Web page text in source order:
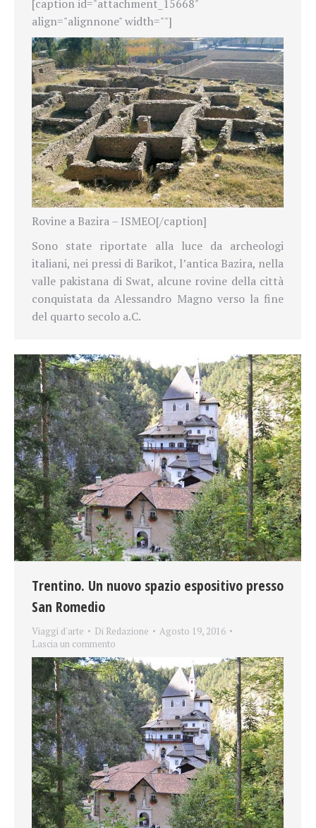
[caption id="attachment_15668"
align="alignnone" width=""]
Rovine a Bazira – ISMEO[/caption]
Sono state riportate alla luce da archeologi
italiani, nei pressi di Barikot, l’antica Bazira, nella
valle pakistana di Swat, alcune rovine della città
conquistata da Alessandro Magno verso la fine
del quarto secolo a.C.
Trentino. Un nuovo spazio espositivo presso
San Romedio
Viaggi d'arte Di Redazione
Agosto 19, 2016
Lascia un commento